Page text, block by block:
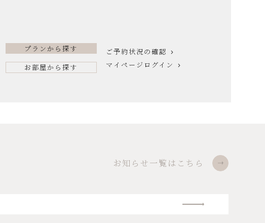
プランから探す
お部屋から探す
ご予約状況の確認
マイページログイン
お知らせ一覧はこちら